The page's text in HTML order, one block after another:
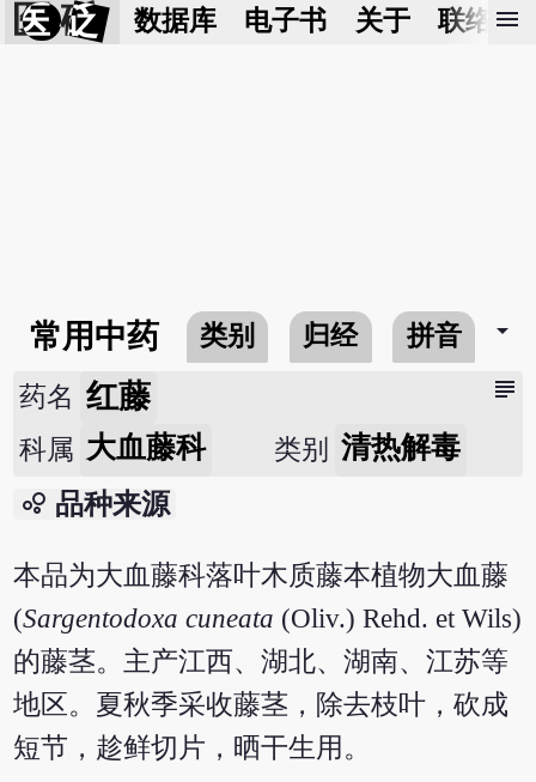
医 砭 数据库 电子书 关于 联络我
menu
常用中药 类别 归经 拼音 arrow_drop_down
subject
药名 红藤
科属 大血藤科 类别 清热解毒
bubble_chart 品种来源
本品为大血藤科落叶木质藤本植物大血藤
(Sargentodoxa cuneata (Oliv.) Rehd. et Wils)
的藤茎。主产江西、湖北、湖南、江苏等
地区。夏秋季采收藤茎，除去枝叶，砍成
短节，趁鲜切片，晒干生用。